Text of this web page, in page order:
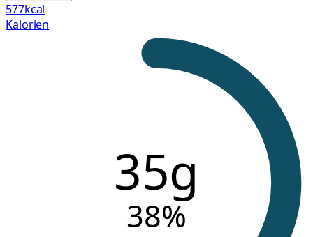
577kcal
Kalorien
35g
38%